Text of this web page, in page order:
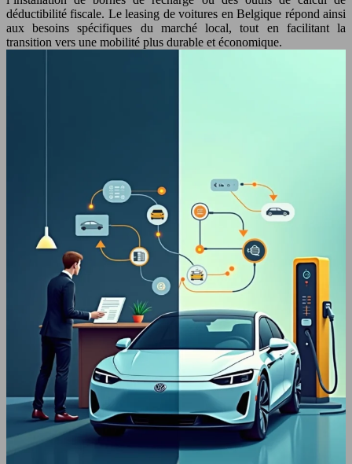
déductibilité fiscale. Le leasing de voitures en Belgique répond ainsi
aux besoins spécifiques du marché local, tout en facilitant la
transition vers une mobilité plus durable et économique.